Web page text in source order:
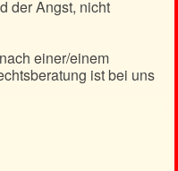
der Angst, nicht
einer/einem
ist bei uns